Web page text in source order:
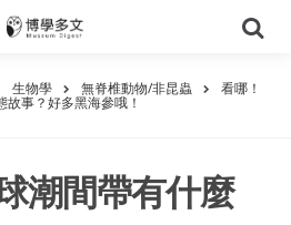
尋
生物學 無脊椎動物/非昆蟲 看哪！
事？好多黑海參哦！
潮間帶有什麼